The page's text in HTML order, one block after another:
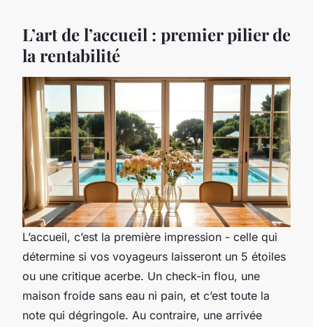
L’art de l’accueil : premier pilier de
la rentabilité
L’accueil, c’est la première impression - celle qui
détermine si vos voyageurs laisseront un 5 étoiles
ou une critique acerbe. Un check-in flou, une
maison froide sans eau ni pain, et c’est toute la
note qui dégringole. Au contraire, une arrivée